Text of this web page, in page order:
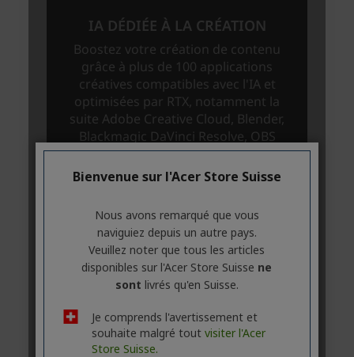
Bienvenue sur l'Acer Store Suisse
Nous avons remarqué que vous
naviguiez depuis un autre pays.
Veuillez noter que tous les articles
disponibles sur l'Acer Store Suisse ne
sont livrés qu'en Suisse.
Je comprends l'avertissement et
souhaite malgré tout visiter l'Acer
Store Suisse.